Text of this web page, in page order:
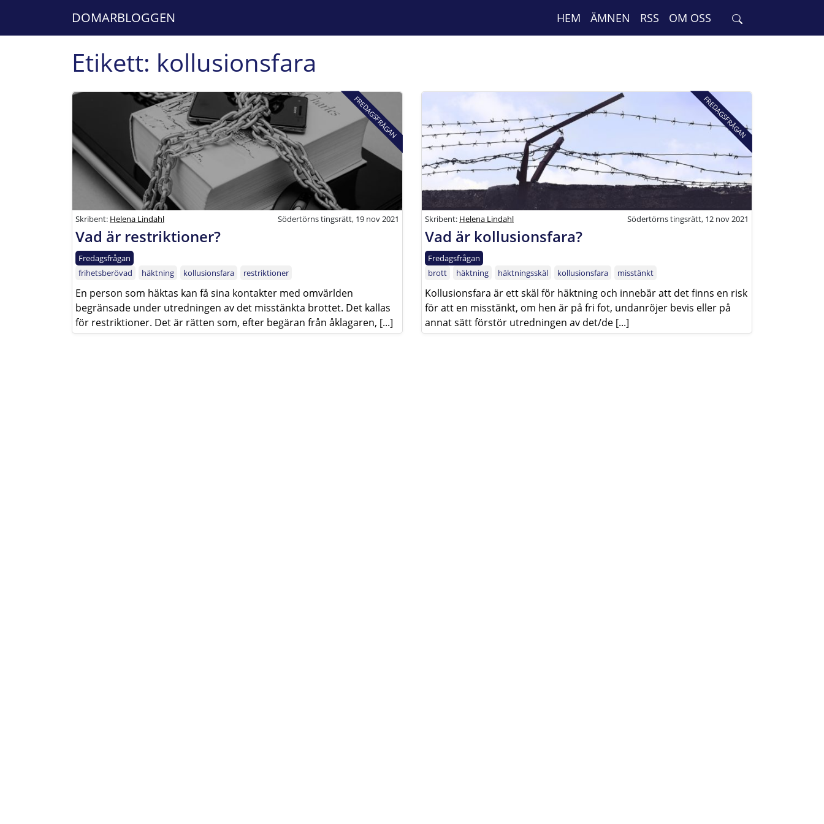
DOMARBLOGGEN HEM ÄMNEN RSS OM OSS
Etikett: kollusionsfara
FREDAGSFRÅGAN
Skribent: Helena Lindahl Södertörns tingsrätt, 19 nov 2021
Vad är restriktioner?
Fredagsfrågan
frihetsberövad
häktning kollusionsfara restriktioner
En person som häktas kan få sina kontakter med omvärlden
begränsade under utredningen av det misstänkta brottet. Det kallas
för restriktioner. Det är rätten som, efter begäran från åklagaren, [...]
FREDAGSFRÅGAN
Skribent: Helena Lindahl Södertörns tingsrätt, 12 nov 2021
Vad är kollusionsfara?
Fredagsfrågan
brott
häktning häktningsskäl kollusionsfara misstänkt
Kollusionsfara är ett skäl för häktning och innebär att det finns en risk
för att en misstänkt, om hen är på fri fot, undanröjer bevis eller på
annat sätt förstör utredningen av det/de [...]